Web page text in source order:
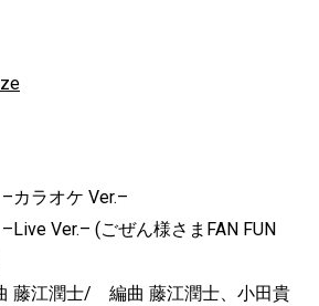
ラオケ Ver.–
Ver.– (ごぜん様さまFAN FUN
藤江潤士/ 編曲 藤江潤士、小田貴